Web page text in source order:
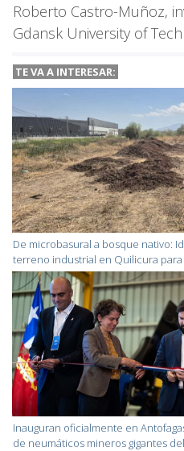
Roberto Castro-Muñoz,
Gdansk University of
TE VA A INTERESAR:
De microbasural a bosque nativo:
terreno industrial en Quilicura
Inauguran oficialmente en
de neumáticos mineros gigantes